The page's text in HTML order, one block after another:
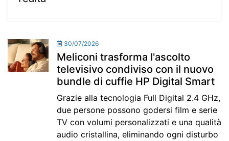
30/07/2026
Meliconi trasforma l'ascolto
televisivo condiviso con il nuovo
bundle di cuffie HP Digital Smart
Grazie alla tecnologia Full Digital 2.4 GHz,
due persone possono godersi film e serie
TV con volumi personalizzati e una qualità
audio cristallina, eliminando ogni disturbo